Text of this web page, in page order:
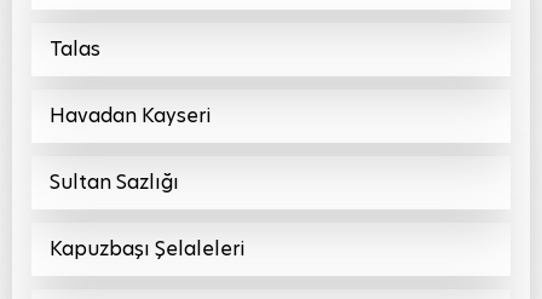
Talas
Havadan Kayseri
Sultan Sazlığı
Kapuzbaşı Şelaleleri